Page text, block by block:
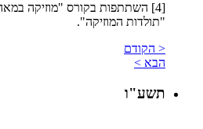
"תולדות המוזיקה".
< הקודם
הבא >
תשע"ו